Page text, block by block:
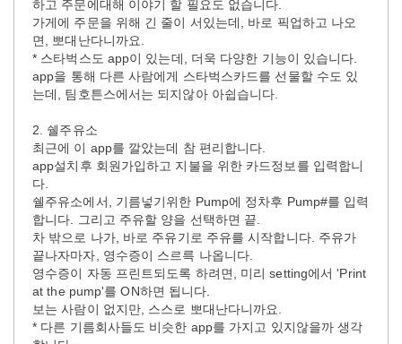
하고 주문에대해 이야기 할 필요도 없습니다.
가게에 주문을 위해 긴 줄이 서있는데, 바로 픽업하고 나오
면, 뽀대난다니까요.
* 스타벅스도 app이 있는데, 더욱 다양한 기능이 있습니다.
app을 통해 다른 사람에게 스타벅스카드를 선물할 수도 있
는데, 팀호튼스에서는 되지않아 아쉽습니다.
2. 쉘주유소
최근에 이 app를 깔았는데 참 편리합니다.
app설치후 회원가입하고 지불을 위한 카드정보를 입력합니
다.
쉘주유소에서, 기름넣기위한 Pump에 정차후 Pump#를 입력
합니다. 그리고 주유할 양을 선택하면 끝.
차 밖으로 나가, 바로 주유기로 주유를 시작합니다. 주유가
끝나자마자, 영수증이 스르륵 나옵니다.
영수증이 자동 프린트되도록 하려면, 미리 setting에서 'Print
at the pump'를 ON하면 됩니다.
보는 사람이 없지만, 스스로 뽀대난다니까요.
* 다른 기름회사들도 비슷한 app를 가지고 있지않을까 생각